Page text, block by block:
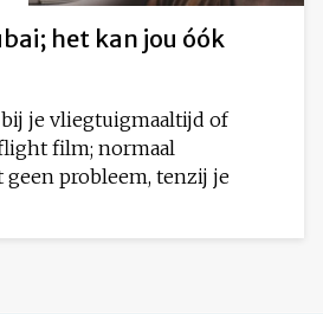
het kan jou óók
je vliegtuigmaaltijd of
film; normaal
geen probleem, tenzij je